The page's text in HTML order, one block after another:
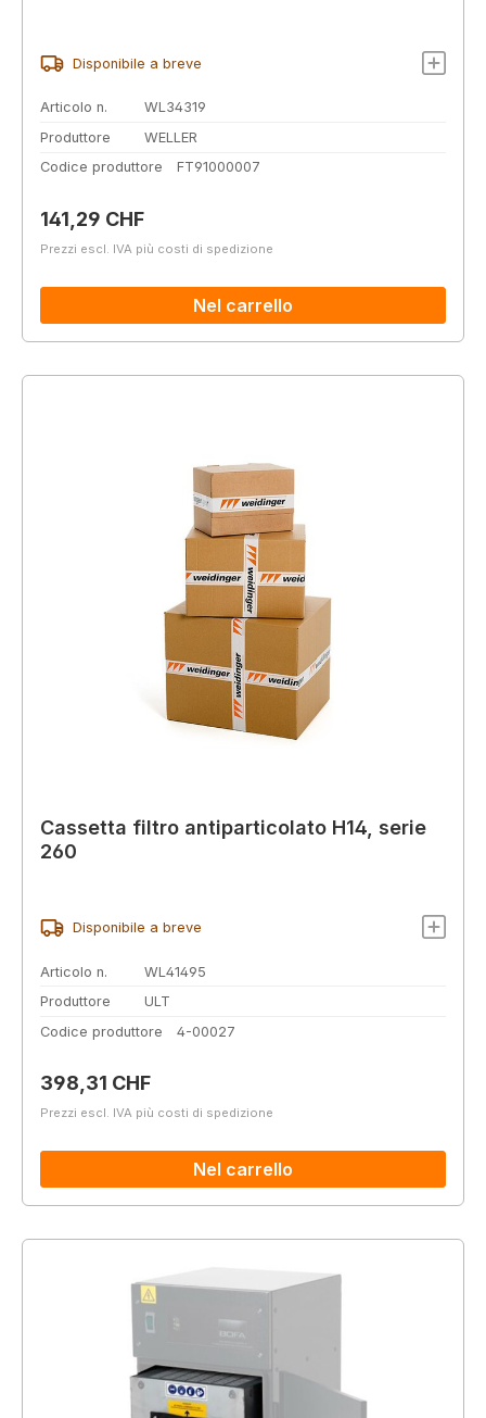
Disponibile a breve
Articolo n.
WL34319
Produttore
WELLER
Codice produttore
FT91000007
Prezzo normale:
141,29 CHF
Prezzi escl. IVA più costi di spedizione
Nel carrello
Cassetta filtro antiparticolato H14, serie
260
Disponibile a breve
Articolo n.
WL41495
Produttore
ULT
Codice produttore
4-00027
Prezzo normale:
398,31 CHF
Prezzi escl. IVA più costi di spedizione
Nel carrello